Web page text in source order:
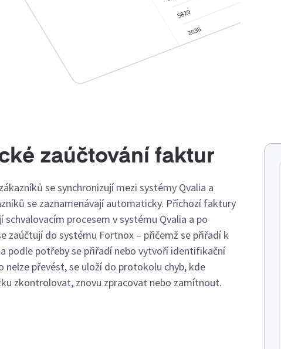
zaúčtování faktur
se synchronizují mezi systémy Qvalia a
se zaznamenávají automaticky. Příchozí faktury
procesem v systému Qvalia a po
zaúčtují do systému Fortnox – přičemž se přiřadí k
podle potřeby se přiřadí nebo vytvoří identifikační
nelze převést, se uloží do protokolu chyb, kde
zkontrolovat, znovu zpracovat nebo zamítnout.